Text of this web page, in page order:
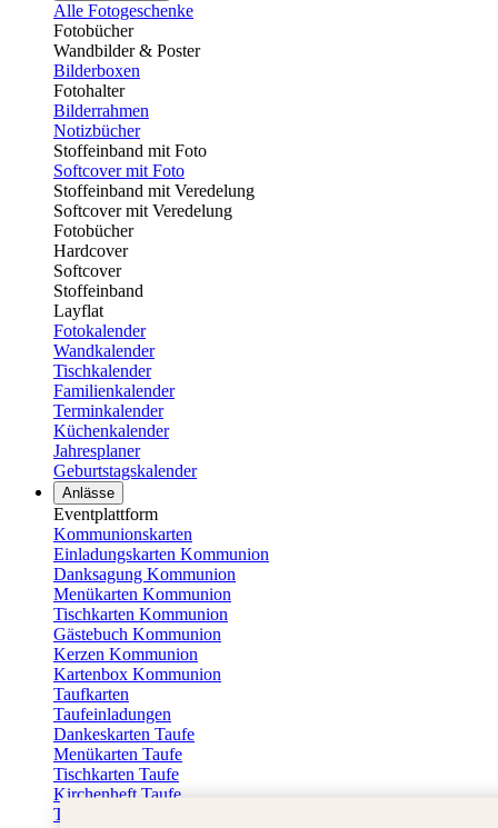
Alle Fotogeschenke
Fotobücher
Wandbilder & Poster
Bilderboxen
Fotohalter
Bilderrahmen
Notizbücher
Stoffeinband mit Foto
Softcover mit Foto
Stoffeinband mit Veredelung
Softcover mit Veredelung
Fotobücher
Hardcover
Softcover
Stoffeinband
Layflat
Fotokalender
Wandkalender
Tischkalender
Familienkalender
Terminkalender
Küchenkalender
Jahresplaner
Geburtstagskalender
Anlässe
Eventplattform
Kommunionskarten
Einladungskarten Kommunion
Danksagung Kommunion
Menükarten Kommunion
Tischkarten Kommunion
Gästebuch Kommunion
Kerzen Kommunion
Kartenbox Kommunion
Taufkarten
Taufeinladungen
Dankeskarten Taufe
Menükarten Taufe
Tischkarten Taufe
Kirchenheft Taufe
Taufkerzen